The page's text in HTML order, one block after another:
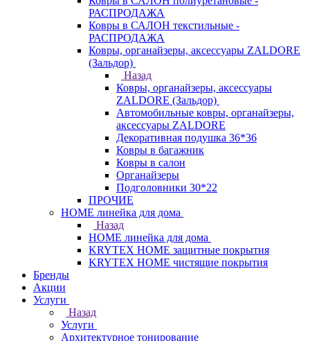
РАСПРОДАЖА
Ковры в САЛОН текстильные -
РАСПРОДАЖА
Ковры, органайзеры, аксессуары ZALDORE
(Зальдор)
Назад
Ковры, органайзеры, аксессуары
ZALDORE (Зальдор)
Автомобильные ковры, органайзеры,
аксессуары ZALDORE
Декоративная подушка 36*36
Ковры в багажник
Ковры в салон
Органайзеры
Подголовники 30*22
ПРОЧИЕ
HOME линейка для дома
Назад
HOME линейка для дома
KRYTEX HOME защитные покрытия
KRYTEX HOME чистящие покрытия
Бренды
Акции
Услуги
Назад
Услуги
Архитектурное тонирование